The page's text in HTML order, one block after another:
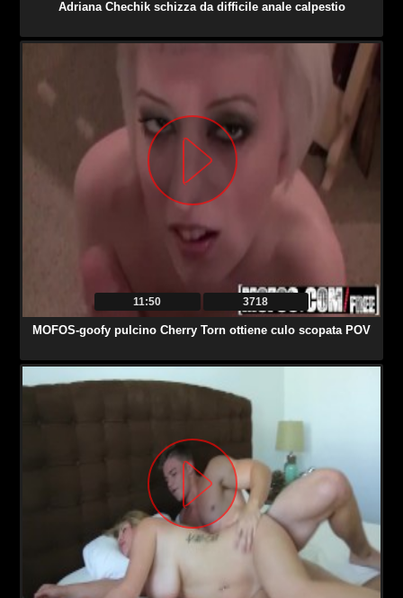
Adriana Chechik schizza da difficile anale calpestio
11:50 3718
MOFOS-goofy pulcino Cherry Torn ottiene culo scopata POV